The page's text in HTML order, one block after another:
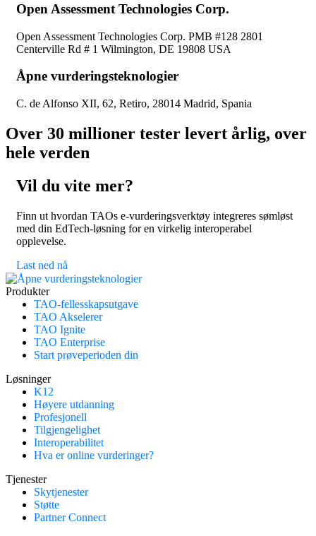
Open Assessment Technologies Corp.
Open Assessment Technologies Corp. PMB #128 2801
Centerville Rd # 1 Wilmington, DE 19808 USA
Åpne vurderingsteknologier
C. de Alfonso XII, 62, Retiro, 28014 Madrid, Spania
Over 30 millioner tester levert årlig, over
hele verden
Vil du vite mer?
Finn ut hvordan TAOs e-vurderingsverktøy integreres sømløst
med din EdTech-løsning for en virkelig interoperabel
opplevelse.
Last ned nå
Produkter
TAO-fellesskapsutgave
TAO Akselerer
TAO Ignite
TAO Enterprise
Start prøveperioden din
Løsninger
K12
Høyere utdanning
Profesjonell
Tilgjengelighet
Interoperabilitet
Hva er online vurderinger?
Tjenester
Skytjenester
Støtte
Partner Connect